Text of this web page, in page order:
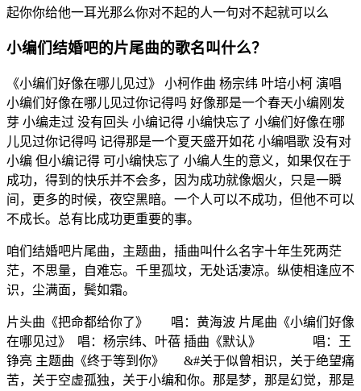
起你你给他一耳光那么你对不起的人一句对不起就可以么
小编们结婚吧的片尾曲的歌名叫什么？
《小编们好像在哪儿见过》 小柯作曲 杨宗纬 叶培小柯 演唱
小编们好像在哪儿见过你记得吗 好像那是一个春天小编刚发
芽 小编走过 没有回头 小编记得 小编快忘了 小编们好像在哪
儿见过你记得吗 记得那是一个夏天盛开如花 小编唱歌 没有对
小编 但小编记得 可小编快忘了 小编人生的意义，如果仅在于
成功，得到的快乐并不会多，因为成功就像烟火，只是一瞬
间，更多的时候，夜空黑暗。一个人可以不成功，但他不可以
不成长。总有比成功更重要的事。
咱们结婚吧片尾曲，主题曲，插曲叫什么名字十年生死两茫
茫，不思量，自难忘。千里孤坟，无处话凄凉。纵使相逢应不
识，尘满面，鬓如霜。
片头曲《把命都给你了》 唱：黄海波 片尾曲《小编们好像
在哪见过》 唱：杨宗纬、叶蓓 插曲《默认》 唱：王
铮亮 主题曲《终于等到你》 &#关于似曾相识，关于绝望痛
苦，关于空虚孤独，关于小编和你。那是梦，那是幻觉，那是